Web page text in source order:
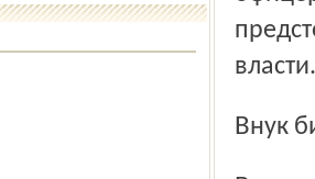
власти.
Внук